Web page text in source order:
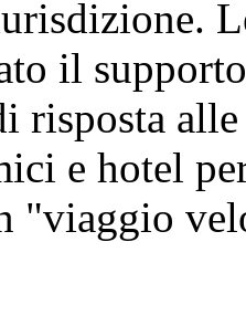
il
risposta
e hotel
"viaggio